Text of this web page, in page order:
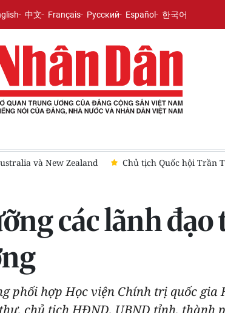
中文 Français Русский Español 한국어
Zealand Chủ tịch Quốc hội Trần Thanh Mẫn
các lãnh
phối hợp Học viện Chính trị quốc gia
chủ tịch HĐND, UBND tỉnh, thành